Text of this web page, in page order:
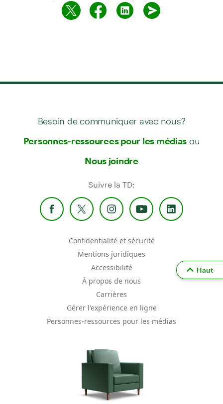
Besoin de communiquer avec nous?
Personnes-ressources pour les médias ou
Nous joindre
Suivre la TD:
Confidentialité et sécurité
Mentions juridiques
Accessibilité
À propos de nous
Carrières
Gérer l'expérience en ligne
Personnes-ressources pour les médias
Haut